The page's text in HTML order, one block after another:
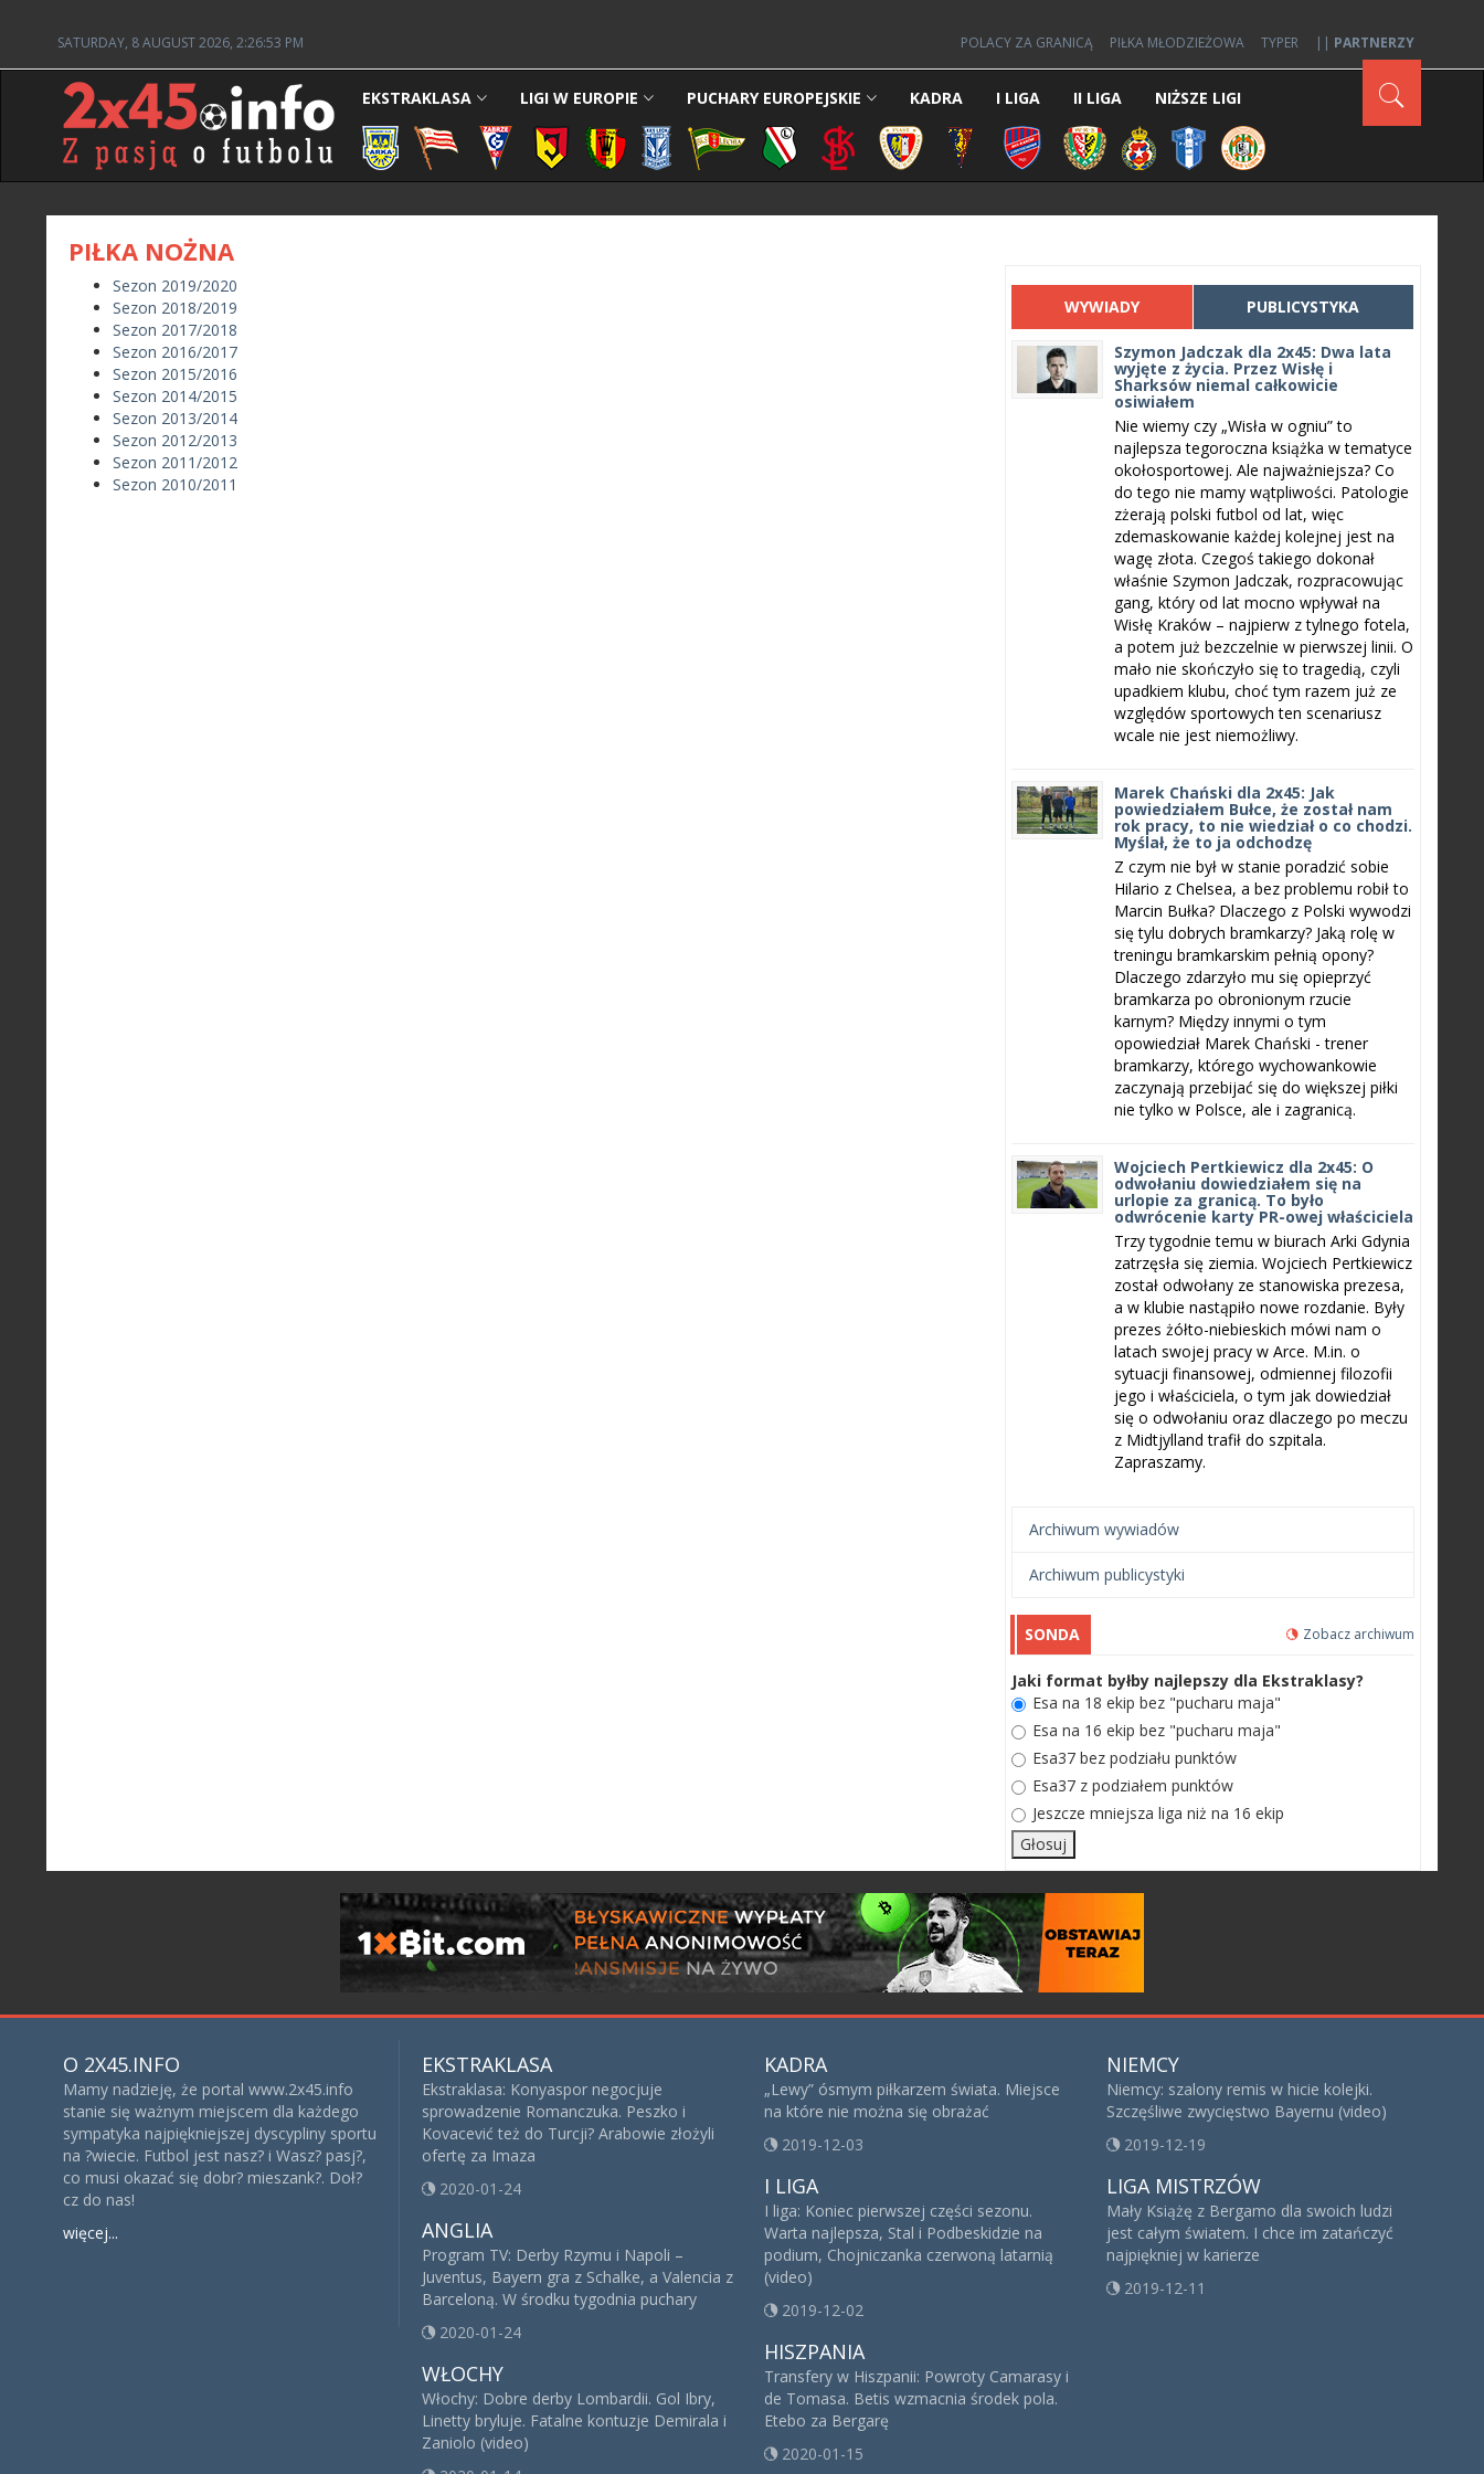
SATURDAY, 8 AUGUST 2026, 2:26:53 PM POLACY ZA GRANICĄ PIŁKA MŁODZIEŻOWA TYPER || PARTNERZY
EKSTRAKLASA LIGI W EUROPIE PUCHARY EUROPEJSKIE KADRA I LIGA II LIGA NIŻSZE LIGI
PIŁKA NOŻNA
Sezon 2019/2020
Sezon 2018/2019
Sezon 2017/2018
Sezon 2016/2017
Sezon 2015/2016
Sezon 2014/2015
Sezon 2013/2014
Sezon 2012/2013
Sezon 2011/2012
Sezon 2010/2011
WYWIADY PUBLICYSTYKA
Szymon Jadczak dla 2x45: Dwa lata
wyjęte z życia. Przez Wisłę i
Sharksów niemal całkowicie
osiwiałem
Nie wiemy czy „Wisła w ogniu” to
najlepsza tegoroczna książka w tematyce
okołosportowej. Ale najważniejsza? Co
do tego nie mamy wątpliwości. Patologie
zżerają polski futbol od lat, więc
zdemaskowanie każdej kolejnej jest na
wagę złota. Czegoś takiego dokonał
właśnie Szymon Jadczak, rozpracowując
gang, który od lat mocno wpływał na
Wisłę Kraków – najpierw z tylnego fotela,
a potem już bezczelnie w pierwszej linii. O
mało nie skończyło się to tragedią, czyli
upadkiem klubu, choć tym razem już ze
względów sportowych ten scenariusz
wcale nie jest niemożliwy.
Marek Chański dla 2x45: Jak
powiedziałem Bułce, że został nam
rok pracy, to nie wiedział o co chodzi.
Myślał, że to ja odchodzę
Z czym nie był w stanie poradzić sobie
Hilario z Chelsea, a bez problemu robił to
Marcin Bułka? Dlaczego z Polski wywodzi
się tylu dobrych bramkarzy? Jaką rolę w
treningu bramkarskim pełnią opony?
Dlaczego zdarzyło mu się opieprzyć
bramkarza po obronionym rzucie
karnym? Między innymi o tym
opowiedział Marek Chański - trener
bramkarzy, którego wychowankowie
zaczynają przebijać się do większej piłki
nie tylko w Polsce, ale i zagranicą.
Wojciech Pertkiewicz dla 2x45: O
odwołaniu dowiedziałem się na
urlopie za granicą. To było
odwrócenie karty PR-owej właściciela
Trzy tygodnie temu w biurach Arki Gdynia
zatrzęsła się ziemia. Wojciech Pertkiewicz
został odwołany ze stanowiska prezesa,
a w klubie nastąpiło nowe rozdanie. Były
prezes żółto-niebieskich mówi nam o
latach swojej pracy w Arce. M.in. o
sytuacji finansowej, odmiennej filozofii
jego i właściciela, o tym jak dowiedział
się o odwołaniu oraz dlaczego po meczu
z Midtjylland trafił do szpitala.
Zapraszamy.
Archiwum wywiadów
Archiwum publicystyki
SONDA Zobacz archiwum
Jaki format byłby najlepszy dla Ekstraklasy?
Esa na 18 ekip bez "pucharu maja"
Esa na 16 ekip bez "pucharu maja"
Esa37 bez podziału punktów
Esa37 z podziałem punktów
Jeszcze mniejsza liga niż na 16 ekip
O 2X45.INFO
Mamy nadzieję, że portal www.2x45.info
stanie się ważnym miejscem dla każdego
sympatyka najpiękniejszej dyscypliny sportu
na ?wiecie. Futbol jest nasz? i Wasz? pasj?,
co musi okazać się dobr? mieszank?. Doł?
cz do nas!
więcej...
EKSTRAKLASA
Ekstraklasa: Konyaspor negocjuje
sprowadzenie Romanczuka. Peszko i
Kovacević też do Turcji? Arabowie złożyli
ofertę za Imaza
2020-01-24
ANGLIA
Program TV: Derby Rzymu i Napoli –
Juventus, Bayern gra z Schalke, a Valencia z
Barceloną. W środku tygodnia puchary
2020-01-24
WŁOCHY
Włochy: Dobre derby Lombardii. Gol Ibry,
Linetty bryluje. Fatalne kontuzje Demirala i
Zaniolo (video)
KADRA
„Lewy” ósmym piłkarzem świata. Miejsce
na które nie można się obrażać
2019-12-03
I LIGA
I liga: Koniec pierwszej części sezonu.
Warta najlepsza, Stal i Podbeskidzie na
podium, Chojniczanka czerwoną latarnią
(video)
2019-12-02
HISZPANIA
Transfery w Hiszpanii: Powroty Camarasy i
de Tomasa. Betis wzmacnia środek pola.
Etebo za Bergarę
2020-01-15
NIEMCY
Niemcy: szalony remis w hicie kolejki.
Szczęśliwe zwycięstwo Bayernu (video)
2019-12-19
LIGA MISTRZÓW
Mały Książę z Bergamo dla swoich ludzi
jest całym światem. I chce im zatańczyć
najpiękniej w karierze
2019-12-11